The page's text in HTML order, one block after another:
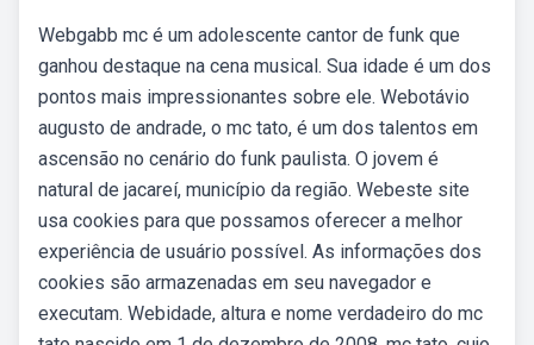
Webgabb mc é um adolescente cantor de funk que
ganhou destaque na cena musical. Sua idade é um dos
pontos mais impressionantes sobre ele. Webotávio
augusto de andrade, o mc tato, é um dos talentos em
ascensão no cenário do funk paulista. O jovem é
natural de jacareí, município da região. Webeste site
usa cookies para que possamos oferecer a melhor
experiência de usuário possível. As informações dos
cookies são armazenadas em seu navegador e
executam. Webidade, altura e nome verdadeiro do mc